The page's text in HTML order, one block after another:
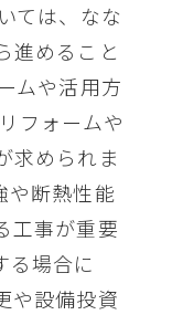
ては、なな
進めること
ムや活用方
フォームや
求められま
や断熱性能
工事が重要
る場合に
や設備投資